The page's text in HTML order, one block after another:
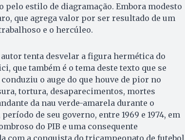
pelo estilo de diagramação. Embora modesto
que agrega valor por ser resultado de um
e o hercúleo.
tenta desvelar a figura hermética do
que também é o tema deste texto que se
o auge do que houve de pior no
tortura, desaparecimentos, mortes
da nau verde-amarela durante o
de seu governo, entre 1969 e 1974, em
do PIB e uma consequente
com a conquista do tricampeonato de futebol